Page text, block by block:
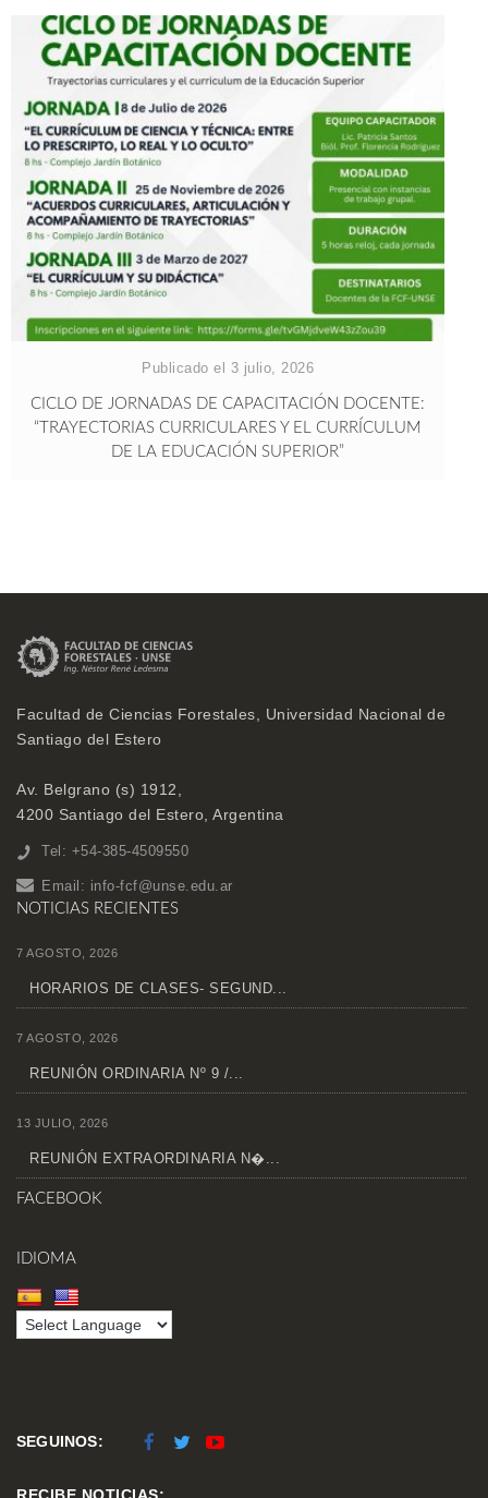
Publicado el 3 julio, 2026
CICLO DE JORNADAS DE CAPACITACIÓN DOCENTE:
“TRAYECTORIAS CURRICULARES Y EL CURRÍCULUM
DE LA EDUCACIÓN SUPERIOR”
Facultad de Ciencias Forestales, Universidad Nacional de
Santiago del Estero
Av. Belgrano (s) 1912,
4200 Santiago del Estero, Argentina
Tel: +54-385-4509550
Email: info-fcf@unse.edu.ar
NOTICIAS RECIENTES
7 AGOSTO, 2026
HORARIOS DE CLASES- SEGUND...
7 AGOSTO, 2026
REUNIÓN ORDINARIA Nº 9 /...
13 JULIO, 2026
REUNIÓN EXTRAORDINARIA N�...
FACEBOOK
IDIOMA
SEGUINOS: